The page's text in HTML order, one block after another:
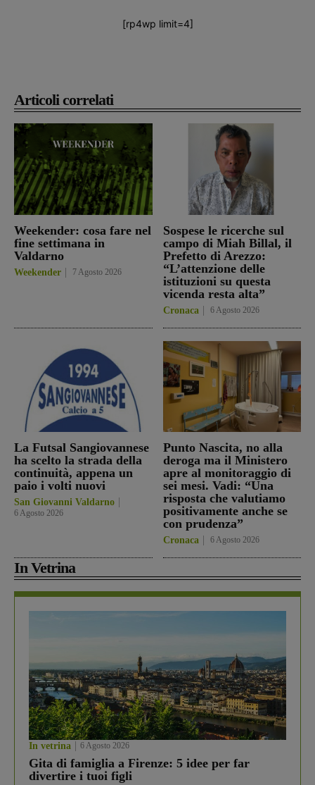
Articoli correlati
Weekender: cosa fare nel
fine settimana in
Valdarno
Weekender 7 Agosto 2026
Sospese le ricerche sul
campo di Miah Billal, il
Prefetto di Arezzo:
“L’attenzione delle
istituzioni su questa
vicenda resta alta”
Cronaca 6 Agosto 2026
La Futsal Sangiovannese
ha scelto la strada della
continuità, appena un
paio i volti nuovi
San Giovanni Valdarno
6 Agosto 2026
Punto Nascita, no alla
deroga ma il Ministero
apre al monitoraggio di
sei mesi. Vadi: “Una
risposta che valutiamo
positivamente anche se
con prudenza”
Cronaca 6 Agosto 2026
In Vetrina
In vetrina 6 Agosto 2026
Gita di famiglia a Firenze: 5 idee per far
divertire i tuoi figli
[rp4wp limit=4]